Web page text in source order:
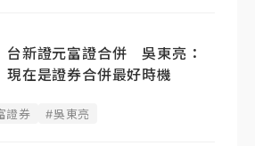
台新證元富證合併 吳東亮：
現在是證券合併最好時機
證券 #吳東亮